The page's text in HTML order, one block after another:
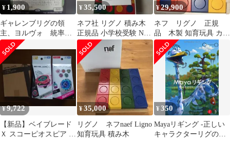
¥ 1,900
ギャレンブリグの領
主、ヨルヴォ 統率者
デッキ
¥35,500
ネフ社 リグノ 積み木
正規品 小学校受験 Naef
Ligno
¥29,900
ネフ リグノ 正規
品 木製 知育玩具 カラ
フルブロック
¥9,722
【新品】ベイブレード
Ｘ スコーピオスピア ク
¥35,000
リグノ ネフnaef Ligno
知育玩具 積み木
¥350
Mayaリギング -正しい
キャラクターリグの作